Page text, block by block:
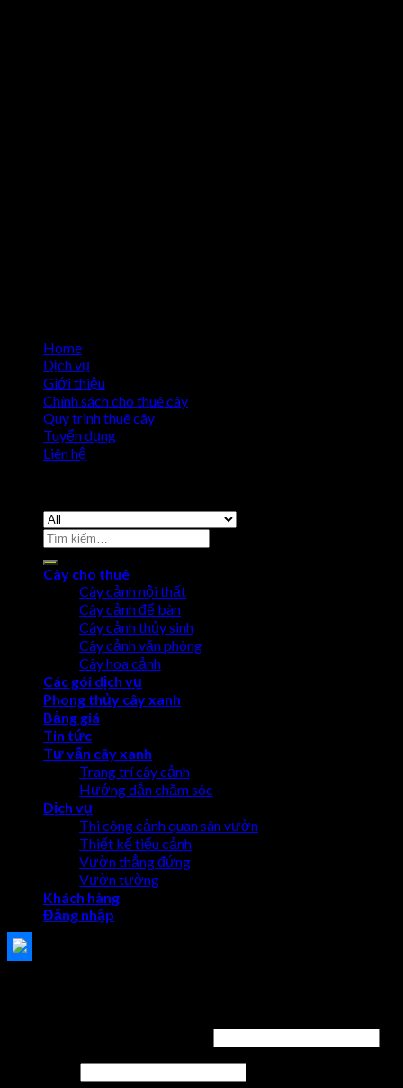
Home
Dịch vụ
Giới thiệu
Chính sách cho thuê cây
Quy trình thuê cây
Tuyển dụng
Liên hệ
Cây cho thuê
Cây cảnh nội thất
Cây cảnh để bàn
Cây cảnh thủy sinh
Cây cảnh văn phòng
Cây hoa cảnh
Các gói dịch vụ
Phong thủy cây xanh
Bảng giá
Tin tức
Tư vấn cây xanh
Trang trí cây cảnh
Hướng dẫn chăm sóc
Dịch vụ
Thi công cảnh quan sân vườn
Thiết kế tiểu cảnh
Vườn thẳng đứng
Vườn tường
Khách hàng
Đăng nhập